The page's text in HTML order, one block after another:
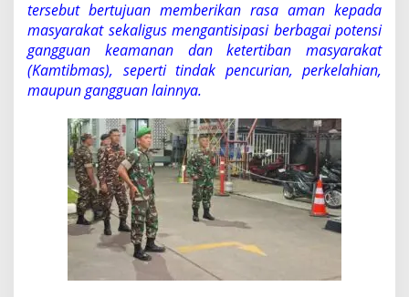
tersebut bertujuan memberikan rasa aman kepada
masyarakat sekaligus mengantisipasi berbagai potensi
gangguan keamanan dan ketertiban masyarakat
(Kamtibmas), seperti tindak pencurian, perkelahian,
maupun gangguan lainnya.